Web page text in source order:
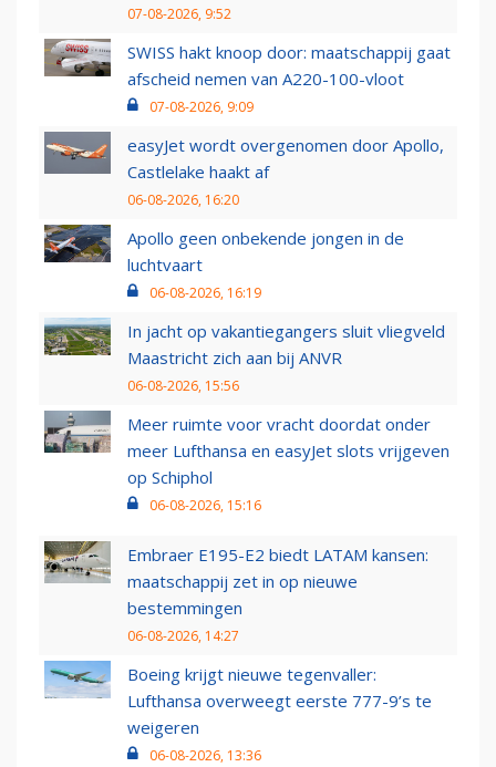
07-08-2026, 9:52
SWISS hakt knoop door: maatschappij gaat
afscheid nemen van A220-100-vloot
07-08-2026, 9:09
easyJet wordt overgenomen door Apollo,
Castlelake haakt af
06-08-2026, 16:20
Apollo geen onbekende jongen in de
luchtvaart
06-08-2026, 16:19
In jacht op vakantiegangers sluit vliegveld
Maastricht zich aan bij ANVR
06-08-2026, 15:56
Meer ruimte voor vracht doordat onder
meer Lufthansa en easyJet slots vrijgeven
op Schiphol
06-08-2026, 15:16
Embraer E195-E2 biedt LATAM kansen:
maatschappij zet in op nieuwe
bestemmingen
06-08-2026, 14:27
Boeing krijgt nieuwe tegenvaller:
Lufthansa overweegt eerste 777-9’s te
weigeren
06-08-2026, 13:36